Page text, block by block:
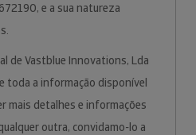
e a sua natureza
de Vastblue Innovations, Lda
toda a informação disponível
mais detalhes e informações
outra, convidamo-lo a